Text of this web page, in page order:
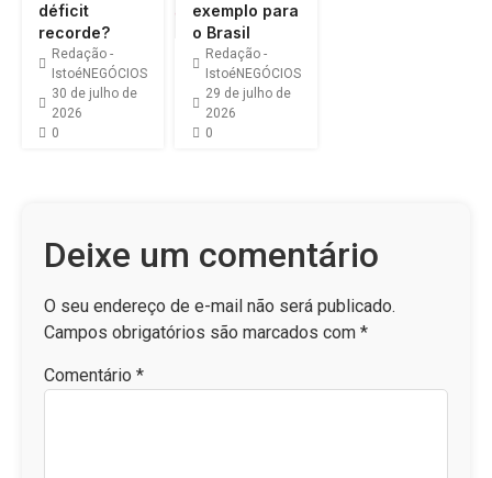
déficit
recorde?
Redação -
IstoéNEGÓCIOS
30 de julho de
2026
0
exemplo para
o Brasil
Redação -
IstoéNEGÓCIOS
29 de julho de
2026
0
Deixe um comentário
O seu endereço de e-mail não será publicado.
Campos obrigatórios são marcados com *
Comentário *